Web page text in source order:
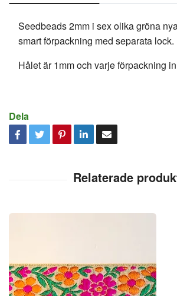
Seedbeads 2mm i sex olika gröna
smart förpackning med separata lock.
Hålet är 1mm och varje förpackning
Dela